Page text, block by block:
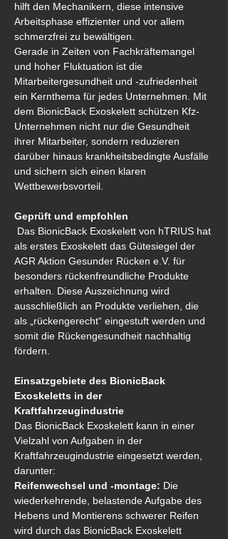
hilft den Mechanikern, diese intensive
Arbeitsphase effizienter und vor allem
schmerzfrei zu bewältigen.
Gerade in Zeiten von Fachkräftemangel
und hoher Fluktuation ist die
Mitarbeitergesundheit und -zufriedenheit
ein Kernthema für jedes Unternehmen. Mit
dem BionicBack Exoskelett schützen Kfz-
Unternehmen nicht nur die Gesundheit
ihrer Mitarbeiter, sondern reduzieren
darüber hinaus krankheitsbedingte Ausfälle
und sichern sich einen klaren
Wettbewerbsvorteil.
Geprüft und empfohlen
als erstes Exoskelett das Gütesiegel der
AGR Aktion Gesunder Rücken e.V. für
besonders rückenfreundliche Produkte
erhalten. Diese Auszeichnung wird
ausschließlich an Produkte verliehen, die
als „rückengerecht“ eingestuft werden und
somit die Rückengesundheit nachhaltig
fördern.
Einsatzgebiete des BionicBack
Exoskeletts in der
Kraftfahrzeugindustrie
Das BionicBack Exoskelett kann in einer
Vielzahl von Aufgaben in der
Kraftfahrzeugindustrie eingesetzt werden,
darunter:
Reifenwechsel und -montage: Die
wiederkehrende, belastende Aufgabe des
Hebens und Montierens schwerer Reifen
wird durch das BionicBack Exoskelett